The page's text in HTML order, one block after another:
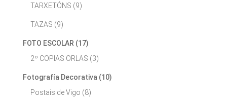
TARXETÓNS (9)
TAZAS (9)
FOTO ESCOLAR (17)
2º COPIAS ORLAS (3)
Fotografía Decorativa (10)
Postais de Vigo (8)